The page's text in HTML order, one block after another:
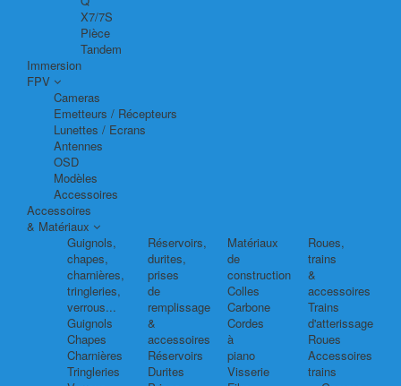
X7/7S
Pièce
Tandem
Immersion
FPV
Cameras
Emetteurs / Récepteurs
Lunettes / Ecrans
Antennes
OSD
Modèles
Accessoires
Accessoires
& Matériaux
Guignols,
chapes,
charnières,
tringleries,
verrous...
Guignols
Chapes
Charnières
Tringleries
Réservoirs,
durites,
prises
de
remplissage
&
accessoires
Réservoirs
Durites
Matériaux
de
construction
Colles
Carbone
Cordes
à
piano
Visserie
Roues,
trains
&
accessoires
Trains
d'atterissage
Roues
Accessoires
trains